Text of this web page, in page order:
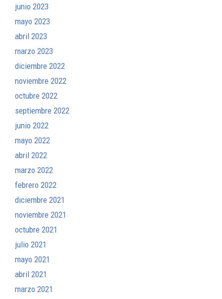
junio 2023
mayo 2023
abril 2023
marzo 2023
diciembre 2022
noviembre 2022
octubre 2022
septiembre 2022
junio 2022
mayo 2022
abril 2022
marzo 2022
febrero 2022
diciembre 2021
noviembre 2021
octubre 2021
julio 2021
mayo 2021
abril 2021
marzo 2021